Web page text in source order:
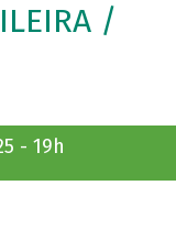
/
- 19h